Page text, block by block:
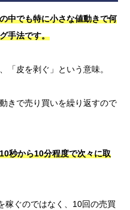
中でも特に小さな値動きで何
手法です。
「皮を剥ぐ」という意味。
きで売り買いを繰り返すので
秒から10分程度で次々に取
稼ぐのではなく、10回の売買